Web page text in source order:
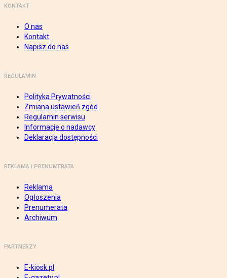
KONTAKT
O nas
Kontakt
Napisz do nas
REGULAMIN
Polityka Prywatności
Zmiana ustawień zgód
Regulamin serwisu
Informacje o nadawcy
Deklaracja dostępności
REKLAMA I PRENUMERATA
Reklama
Ogłoszenia
Prenumerata
Archiwum
PARTNERZY
E-kiosk.pl